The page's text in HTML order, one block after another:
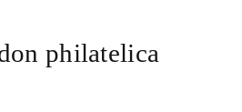
philatelica